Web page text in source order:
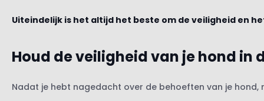
Uiteindelijk is het altijd het beste om de veiligheid en
Houd de veiligheid van je hond
Nadat je hebt nagedacht over de behoeften van je